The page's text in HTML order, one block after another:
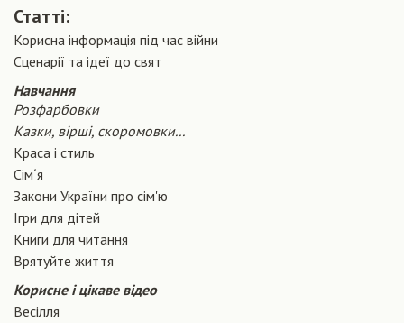
Статті:
Корисна інформація під час війни
Сценарiї та iдеї до свят
Навчання
Розфарбовки
Казки, вірші, скоромовки...
Краса і стиль
Сiм´я
Закони України про сiм'ю
Ігри для дітей
Книги для читання
Врятуйте життя
Корисне і цікаве відео
Весілля